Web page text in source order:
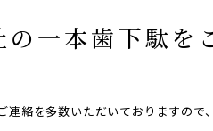
一本歯下駄を
絡を多数いただいておりますので